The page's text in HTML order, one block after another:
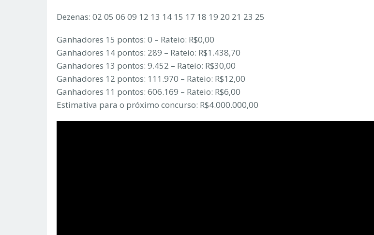
Dezenas: 02 05 06 09 12 13 14 15 17 18 19 20 21 23 25
Ganhadores 15 pontos: 0 – Rateio: R$0,00
Ganhadores 14 pontos: 289 – Rateio: R$1.438,70
Ganhadores 13 pontos: 9.452 – Rateio: R$30,00
Ganhadores 12 pontos: 111.970 – Rateio: R$12,00
Ganhadores 11 pontos: 606.169 – Rateio: R$6,00
Estimativa para o próximo concurso: R$4.000.000,00